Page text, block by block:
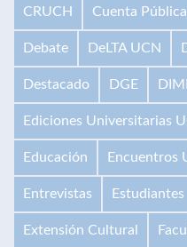
CRUCH Cuenta
Debate DeLTA UCN
Destacado DGE
Ediciones Universitarias
Educación Encuentros
Entrevistas Estudiantes
Extensión Cultural